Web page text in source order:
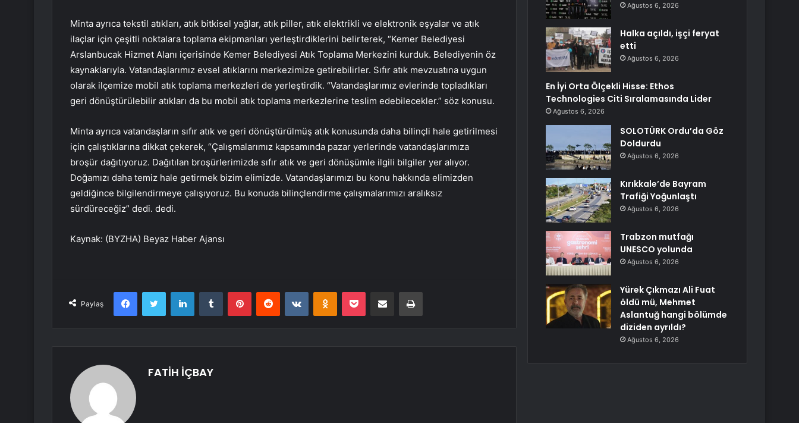
Minta ayrıca tekstil atıkları, atık bitkisel yağlar, atık piller, atık elektrikli ve elektronik eşyalar ve atık
ilaçlar için çeşitli noktalara toplama ekipmanları yerleştirdiklerini belirterek, “Kemer Belediyesi
Arslanbucak Hizmet Alanı içerisinde Kemer Belediyesi Atık Toplama Merkezini kurduk. Belediyenin öz
kaynaklarıyla. Vatandaşlarımız evsel atıklarını merkezimize getirebilirler. Sıfır atık mevzuatına uygun
olarak ilçemize mobil atık toplama merkezleri de yerleştirdik. “Vatandaşlarımız evlerinde topladıkları
geri dönüştürülebilir atıkları da bu mobil atık toplama merkezlerine teslim edebilecekler.” söz konusu.
Minta ayrıca vatandaşların sıfır atık ve geri dönüştürülmüş atık konusunda daha bilinçli hale getirilmesi
için çalıştıklarına dikkat çekerek, “Çalışmalarımız kapsamında pazar yerlerinde vatandaşlarımıza
broşür dağıtıyoruz. Dağıtılan broşürlerimizde sıfır atık ve geri dönüşümle ilgili bilgiler yer alıyor.
Doğamızı daha temiz hale getirmek bizim elimizde. Vatandaşlarımızı bu konu hakkında elimizden
geldiğince bilgilendirmeye çalışıyoruz. Bu konuda bilinçlendirme çalışmalarımızı aralıksız
sürdüreceğiz” dedi. dedi.
Kaynak: (BYZHA) Beyaz Haber Ajansı
Paylaş
FacebookTwitter LinkedInTumblr PinterestReddit VKontakteOdnoklassniki
Pocket E-Posta ile paylaş Yazdır
FATİH İÇBAY
Ağustos 6, 2026
Halka açıldı, işçi feryat
etti
Ağustos 6, 2026
En İyi Orta Ölçekli Hisse: Ethos
Technologies Citi Sıralamasında Lider
Ağustos 6, 2026
SOLOTÜRK Ordu’da Göz
Doldurdu
Ağustos 6, 2026
Kırıkkale’de Bayram
Trafiği Yoğunlaştı
Ağustos 6, 2026
Trabzon mutfağı
UNESCO yolunda
Ağustos 6, 2026
Yürek Çıkmazı Ali Fuat
öldü mü, Mehmet
Aslantuğ hangi bölümde
diziden ayrıldı?
Ağustos 6, 2026